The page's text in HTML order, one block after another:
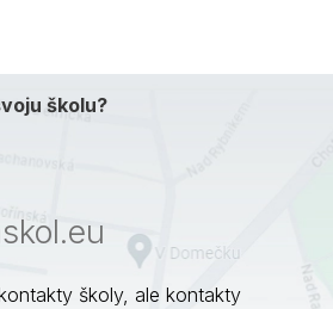
školu?
školy, ale kontakty